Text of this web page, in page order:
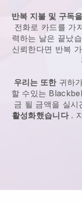
반복 지불 및 구독
전화로 카드를 가
력하는 날은 끝났
신뢰한다면 반복
우리는 또한귀하
할 수있는
금 될 금액을 실시
활성화했습니다.